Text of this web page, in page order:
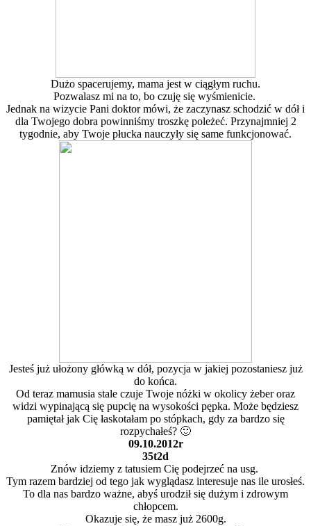
Dużo spacerujemy, mama jest w ciągłym ruchu.
Pozwalasz mi na to, bo czuję się wyśmienicie.
Jednak na wizycie Pani doktor mówi, że zaczynasz schodzić w dół i
dla Twojego dobra powinniśmy troszkę poleżeć. Przynajmniej 2
tygodnie, aby Twoje płucka nauczyły się same funkcjonować.
Jesteś już ułożony główką w dół, pozycja w jakiej pozostaniesz już
do końca.
Od teraz mamusia stale czuje Twoje nóżki w okolicy żeber oraz
widzi wypinającą się pupcię na wysokości pępka. Może będziesz
pamiętał jak Cię łaskotałam po stópkach, gdy za bardzo się
rozpychałeś? 🙂
09.10.2012r
35t2d
Znów idziemy z tatusiem Cię podejrzeć na usg.
Tym razem bardziej od tego jak wyglądasz interesuje nas ile urosłeś.
To dla nas bardzo ważne, abyś urodził się dużym i zdrowym
chłopcem.
Okazuje się, że masz już 2600g.